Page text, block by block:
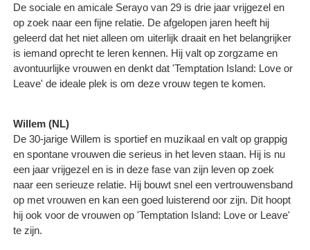
De sociale en amicale Serayo van 29 is drie jaar vrijgezel en
op zoek naar een fijne relatie. De afgelopen jaren heeft hij
geleerd dat het niet alleen om uiterlijk draait en het belangrijker
is iemand oprecht te leren kennen. Hij valt op zorgzame en
avontuurlijke vrouwen en denkt dat 'Temptation Island: Love or
Leave' de ideale plek is om deze vrouw tegen te komen.
Willem (NL)
De 30-jarige Willem is sportief en muzikaal en valt op grappig
en spontane vrouwen die serieus in het leven staan. Hij is nu
een jaar vrijgezel en is in deze fase van zijn leven op zoek
naar een serieuze relatie. Hij bouwt snel een vertrouwensband
op met vrouwen en kan een goed luisterend oor zijn. Dit hoopt
hij ook voor de vrouwen op 'Temptation Island: Love or Leave'
te zijn.